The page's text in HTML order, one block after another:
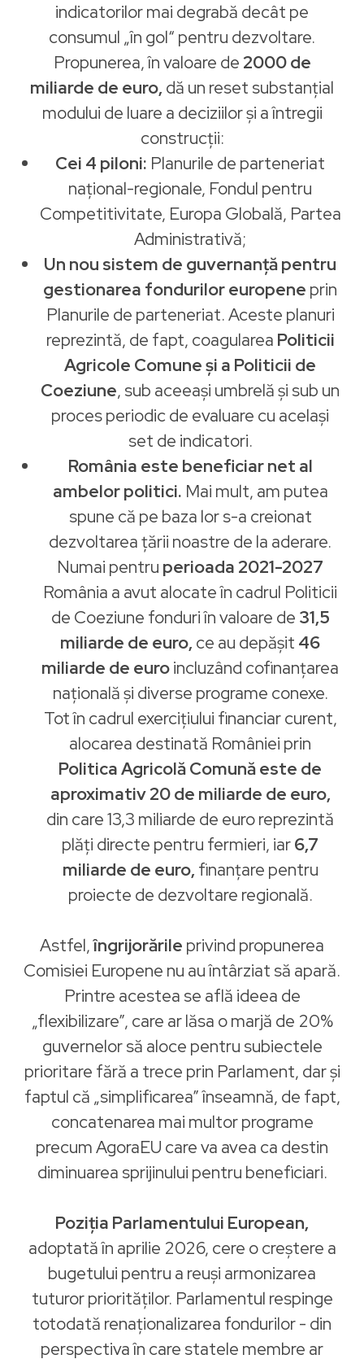
indicatorilor mai degrabă decât pe
consumul „în gol“ pentru dezvoltare.
Propunerea, în valoare de 2000 de
miliarde de euro, dă un reset substanțial
modului de luare a deciziilor și a întregii
construcții:
Cei 4 piloni: Planurile de parteneriat
național-regionale, Fondul pentru
Competitivitate, Europa Globală, Partea
Administrativă;
Un nou sistem de guvernanță pentru
gestionarea fondurilor europene prin
Planurile de parteneriat. Aceste planuri
reprezintă, de fapt, coagularea Politicii
Agricole Comune și a Politicii de
Coeziune, sub aceeași umbrelă și sub un
proces periodic de evaluare cu același
set de indicatori.
România este beneficiar net al
ambelor politici. Mai mult, am putea
spune că pe baza lor s-a creionat
dezvoltarea țării noastre de la aderare.
Numai pentru perioada 2021-2027
România a avut alocate în cadrul Politicii
de Coeziune fonduri în valoare de 31,5
miliarde de euro, ce au depășit 46
miliarde de euroincluzând cofinanțarea
națională și diverse programe conexe.
Tot în cadrul exercițiului financiar curent,
alocarea destinată României prin
Politica Agricolă Comună este de
aproximativ 20 de miliarde de euro,
din care 13,3 miliarde de euro reprezintă
plăți directe pentru fermieri, iar6,7
miliarde de euro, finanțare pentru
proiecte de dezvoltare regională.
Astfel,îngrijorările privind propunerea
Comisiei Europene nu au întârziat să apară.
Printre acestea se află ideea de
„flexibilizare”, care ar lăsa o marjă de 20%
guvernelor să aloce pentru subiectele
prioritare fără a trece prin Parlament, dar și
faptul că „simplificarea” înseamnă, de fapt,
concatenarea mai multor programe
precum AgoraEU care va avea ca destin
diminuarea sprijinului pentru beneficiari.
Poziția Parlamentului European,
adoptată în aprilie 2026, cere o creștere a
bugetului pentru a reuși armonizarea
tuturor priorităților. Parlamentul respinge
totodată renaționalizarea fondurilor - din
perspectiva în care statele membre ar